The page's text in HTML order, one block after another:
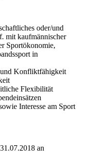
oder/und
mit kaufmännischer
Sportökonomie,
in
Konfliktfähigkeit
Flexibilität
Interesse am Sport
an